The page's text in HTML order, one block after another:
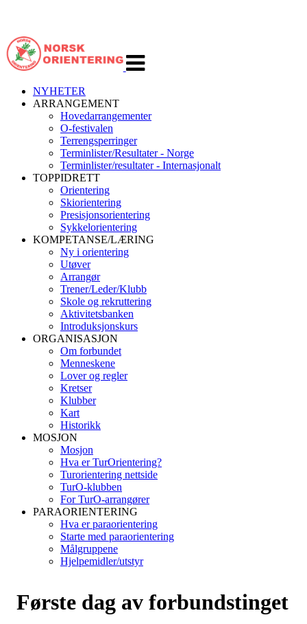
navigasjon
NYHETER
ARRANGEMENT
Hovedarrangementer
O-festivalen
Terrengsperringer
Terminlister/Resultater - Norge
Terminlister/resultater - Internasjonalt
TOPPIDRETT
Orientering
Skiorientering
Presisjonsorientering
Sykkelorientering
KOMPETANSE/LÆRING
Ny i orientering
Utøver
Arrangør
Trener/Leder/Klubb
Skole og rekruttering
Aktivitetsbanken
Introduksjonskurs
ORGANISASJON
Om forbundet
Menneskene
Lover og regler
Kretser
Klubber
Kart
Historikk
MOSJON
Mosjon
Hva er TurOrientering?
Turorientering nettside
TurO-klubben
For TurO-arrangører
PARAORIENTERING
Hva er paraorientering
Starte med paraorientering
Målgruppene
Hjelpemidler/utstyr
Første dag av forbundstinget